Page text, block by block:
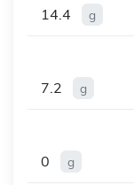
14.4
g
7.2
g
0
g